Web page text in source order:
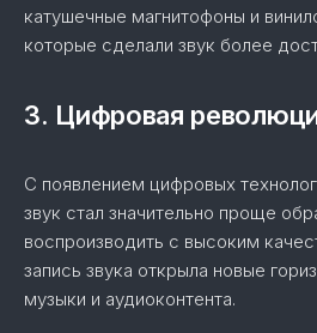
катушечные магнитофоны и
которые сделали звук более
3. Цифровая
С появлением цифровых
звук стал значительно проще
воспроизводить с высоким
запись звука открыла новые
музыки и аудиоконтента.